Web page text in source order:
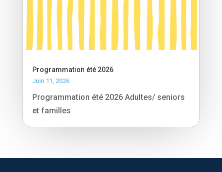
Programmation été 2026
Juin 11, 2026
Programmation été 2026 Adultes/ seniors
et familles